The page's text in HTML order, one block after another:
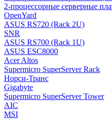
2-процессорные серверные
OpenYard
ASUS RS720 (Rack 2U)
SNR
ASUS RS700 (Rack 1U)
ASUS ESC8000
Acer Altos
Supermicro SuperServer Rack
Норси-Транс
Gigabyte
Supermicro SuperServer Tower
AIC
MSI